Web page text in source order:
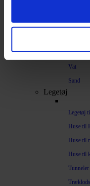
Træpiller
Vat
Sand
Legetøj
Legetøj
Huse til
Huse til
Huse til
Tunneler